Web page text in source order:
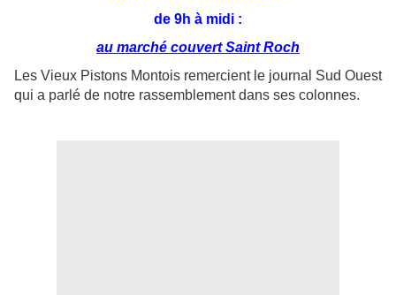
de 9h à midi :
au marché couvert Saint Roch
Les Vieux Pistons Montois remercient le journal Sud Ouest
qui a parlé de notre rassemblement dans ses colonnes.